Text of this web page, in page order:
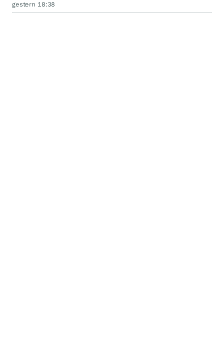
gestern 18:38